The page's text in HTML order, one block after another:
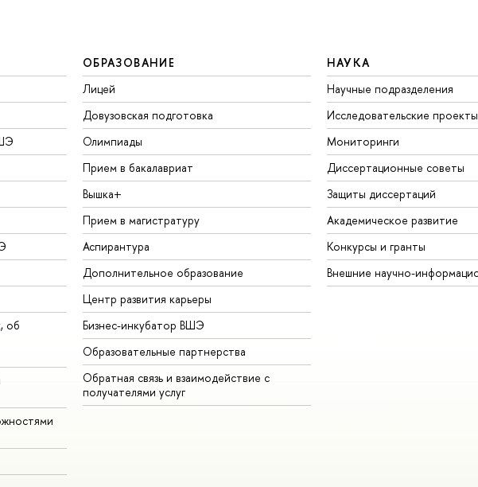
об
ОБРАЗОВАНИЕ
Лицей
Довузовская подготовка
Олимпиады
Прием в бакалавриат
Вышка+
Прием в магистратуру
Аспирантура
Дополнительное образование
Центр развития карьеры
Бизнес-инкубатор ВШЭ
Образовательные партнерства
Обратная связь и взаимодействие с
получателями услуг
НАУКА
Научные подразделения
Исследовательские проекты
Мониторинги
Диссертационные советы
Защиты диссертаций
Академическое развитие
Конкурсы и гранты
Внешние научно-